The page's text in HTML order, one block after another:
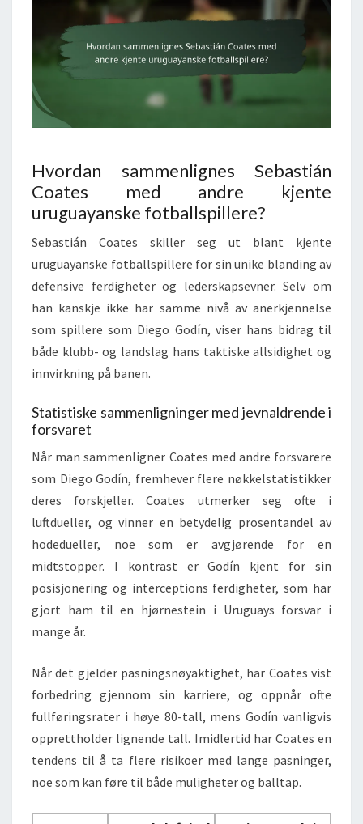
Hvordan sammenlignes Sebastián
Coates med andre kjente
uruguayanske fotballspillere?
Sebastián Coates skiller seg ut blant kjente
uruguayanske fotballspillere for sin unike blanding av
defensive ferdigheter og lederskapsevner. Selv om
han kanskje ikke har samme nivå av anerkjennelse
som spillere som Diego Godín, viser hans bidrag til
både klubb- og landslag hans taktiske allsidighet og
innvirkning på banen.
Statistiske sammenligninger med jevnaldrende i
forsvaret
Når man sammenligner Coates med andre forsvarere
som Diego Godín, fremhever flere nøkkelstatistikker
deres forskjeller. Coates utmerker seg ofte i
luftdueller, og vinner en betydelig prosentandel av
hodedueller, noe som er avgjørende for en
midtstopper. I kontrast er Godín kjent for sin
posisjonering og interceptions ferdigheter, som har
gjort ham til en hjørnestein i Uruguays forsvar i
mange år.
Når det gjelder pasningsnøyaktighet, har Coates vist
forbedring gjennom sin karriere, og oppnår ofte
fullføringsrater i høye 80-tall, mens Godín vanligvis
opprettholder lignende tall. Imidlertid har Coates en
tendens til å ta flere risikoer med lange pasninger,
noe som kan føre til både muligheter og balltap.